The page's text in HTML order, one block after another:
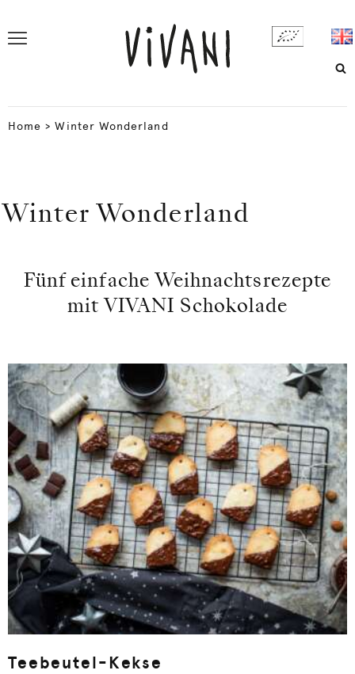
Home >Winter Wonderland
Winter Wonderland
Fünf einfache Weihnachtsrezepte
mit VIVANI Schokolade
Teebeutel-Kekse